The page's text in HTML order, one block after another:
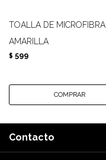
TOALLA DE MICROFIBRA
AMARILLA
$ 599
Contacto